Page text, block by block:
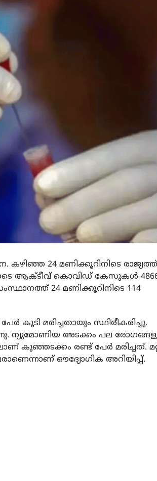
24 മണിക്കൂറിനിടെ രാജ്യത്ത്
ആക്ടീവ് കൊവിഡ് കേസുകള്‍
24 മണിക്കൂറിനിടെ 114
കൂടി മരിച്ചതായും സ്ഥിരീകരിച്ചു.
ന്യുമോണിയ അടക്കം പല
കുഞ്ഞടക്കം രണ്ട് പേര്‍ മരിച്ചത്.
ഔദ്യോഗിക അറിയിപ്പ്.